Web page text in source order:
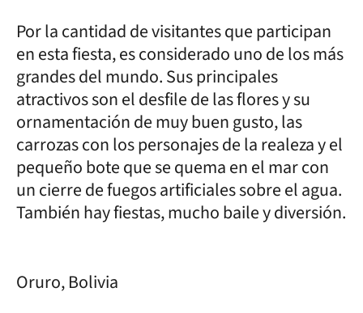
Por la cantidad de visitantes que participan
en esta fiesta, es considerado uno de los más
grandes del mundo. Sus principales
atractivos son el desfile de las flores y su
ornamentación de muy buen gusto, las
carrozas con los personajes de la realeza y el
pequeño bote que se quema en el mar con
un cierre de fuegos artificiales sobre el agua.
También hay fiestas, mucho baile y diversión.
Oruro, Bolivia